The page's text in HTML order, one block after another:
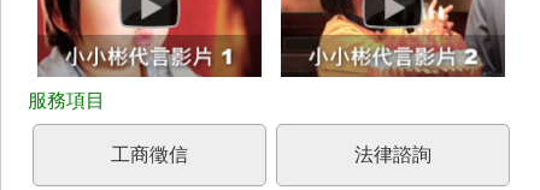
工商徵信 法律諮詢